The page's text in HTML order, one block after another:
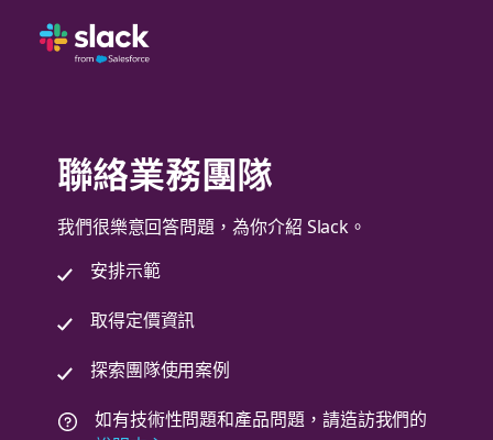
聯絡業務團隊
我們很樂意回答問題，為你介紹 Slack。
安排示範
取得定價資訊
探索團隊使用案例
如有技術性問題和產品問題，請造訪我們的